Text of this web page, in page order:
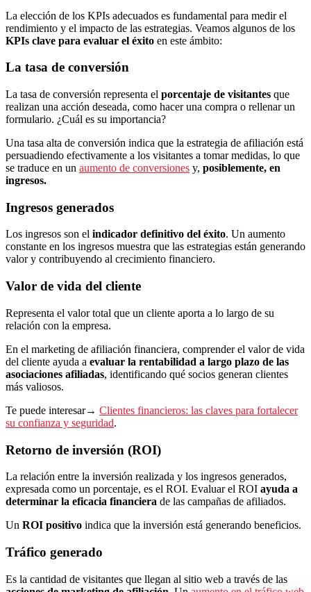
La elección de los KPIs adecuados es fundamental para medir el
rendimiento y el impacto de las estrategias. Veamos algunos de los
KPIs clave para evaluar el éxito en este ámbito:
La tasa de conversión
La tasa de conversión representa el porcentaje de visitantes que
realizan una acción deseada, como hacer una compra o rellenar un
formulario. ¿Cuál es su importancia?
Una tasa alta de conversión indica que la estrategia de afiliación está
persuadiendo efectivamente a los visitantes a tomar medidas, lo que
se traduce en un aumento de conversiones y, posiblemente, en
ingresos.
Ingresos generados
Los ingresos son el indicador definitivo del éxito. Un aumento
constante en los ingresos muestra que las estrategias están generando
valor y contribuyendo al crecimiento financiero.
Valor de vida del cliente
Representa el valor total que un cliente aporta a lo largo de su
relación con la empresa.
En el marketing de afiliación financiera, comprender el valor de vida
del cliente ayuda a evaluar la rentabilidad a largo plazo de las
asociaciones afiliadas, identificando qué socios generan clientes
más valiosos.
Te puede interesar→ Clientes financieros: las claves para fortalecer
su confianza y seguridad.
Retorno de inversión (ROI)
La relación entre la inversión realizada y los ingresos generados,
expresada como un porcentaje, es el ROI. Evaluar el ROI ayuda a
determinar la eficacia financiera de las campañas de afiliados.
Un ROI positivo indica que la inversión está generando beneficios.
Tráfico generado
Es la cantidad de visitantes que llegan al sitio web a través de las